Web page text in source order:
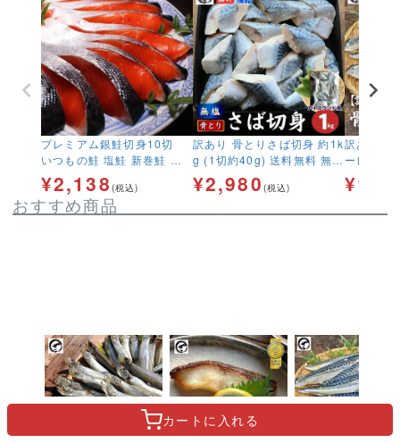
カートに 入れる
プレミアム銀鮭切身10切
いつもの鮭 塩鮭 新巻鮭 さ
け サケ しゃけ
¥2,138 (税込)
訳あり 骨とりさば切身 約1k
g (1切約40g) 送料無料 無塩
骨取り 鯖 サバ 無添加 お弁
当 大容量 ストック
¥2,980 (税込)
訳あり 無
ーレ700g
ナム産 フ
ス産 鯖
¥
おすすめ商品